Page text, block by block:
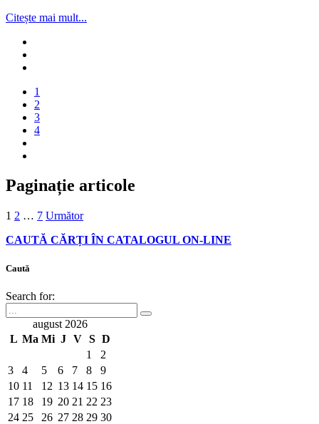
Citește mai mult...
1
2
3
4
Paginație articole
1 2 … 7 Următor
CAUTĂ CĂRȚI ÎN CATALOGUL ON-LINE
Caută
Search for:
august 2026
L Ma Mi J V S D
1
2
3
4 5 6 7 8
9
10 11 12 13 14 15 16
17 18 19 20 21 22 23
24 25 26 27 28 29 30